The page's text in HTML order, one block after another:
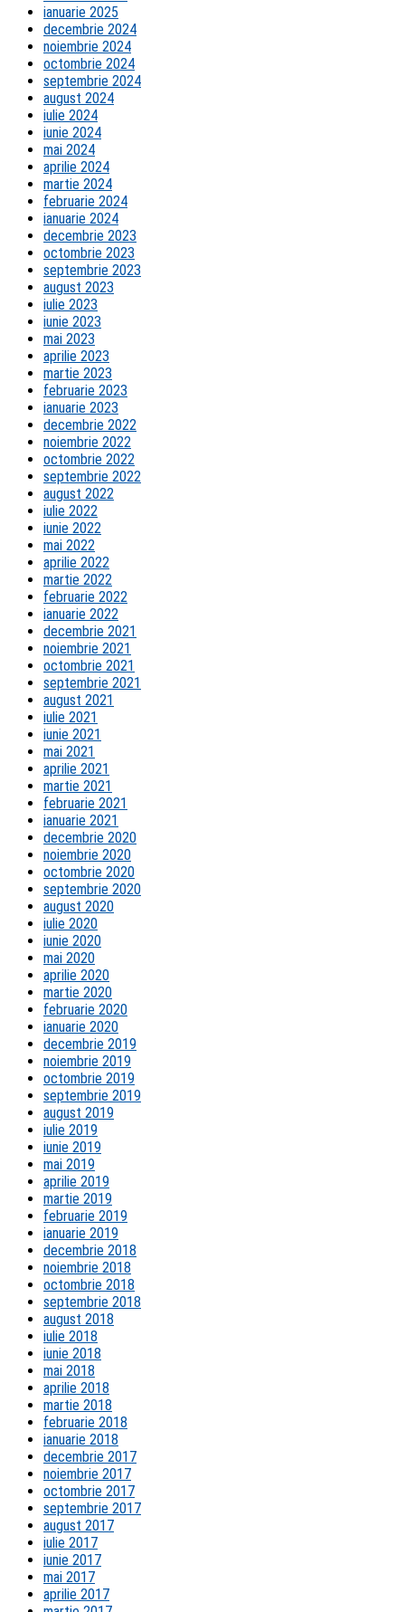
ianuarie 2025
decembrie 2024
noiembrie 2024
octombrie 2024
septembrie 2024
august 2024
iulie 2024
iunie 2024
mai 2024
aprilie 2024
martie 2024
februarie 2024
ianuarie 2024
decembrie 2023
octombrie 2023
septembrie 2023
august 2023
iulie 2023
iunie 2023
mai 2023
aprilie 2023
martie 2023
februarie 2023
ianuarie 2023
decembrie 2022
noiembrie 2022
octombrie 2022
septembrie 2022
august 2022
iulie 2022
iunie 2022
mai 2022
aprilie 2022
martie 2022
februarie 2022
ianuarie 2022
decembrie 2021
noiembrie 2021
octombrie 2021
septembrie 2021
august 2021
iulie 2021
iunie 2021
mai 2021
aprilie 2021
martie 2021
februarie 2021
ianuarie 2021
decembrie 2020
noiembrie 2020
octombrie 2020
septembrie 2020
august 2020
iulie 2020
iunie 2020
mai 2020
aprilie 2020
martie 2020
februarie 2020
ianuarie 2020
decembrie 2019
noiembrie 2019
octombrie 2019
septembrie 2019
august 2019
iulie 2019
iunie 2019
mai 2019
aprilie 2019
martie 2019
februarie 2019
ianuarie 2019
decembrie 2018
noiembrie 2018
octombrie 2018
septembrie 2018
august 2018
iulie 2018
iunie 2018
mai 2018
aprilie 2018
martie 2018
februarie 2018
ianuarie 2018
decembrie 2017
noiembrie 2017
octombrie 2017
septembrie 2017
august 2017
iulie 2017
iunie 2017
mai 2017
aprilie 2017